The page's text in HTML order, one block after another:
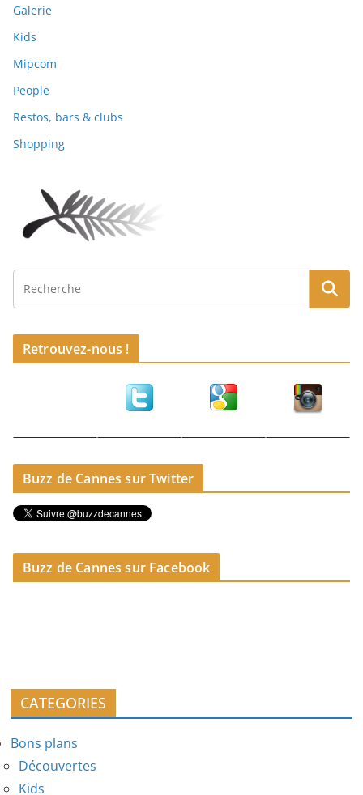
Galerie
Kids
Mipcom
People
Restos, bars & clubs
Shopping
Retrouvez-nous !
Buzz de Cannes sur Twitter
Buzz de Cannes sur Facebook
CATEGORIES
Bons plans
Découvertes
Kids